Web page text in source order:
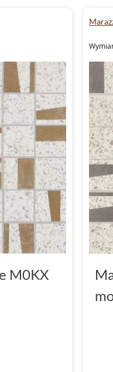
M0KX